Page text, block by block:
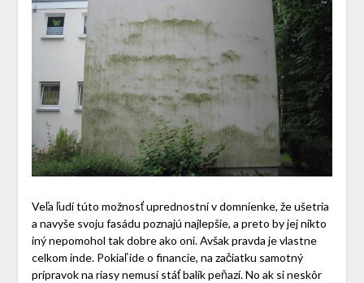
Veľa ľudí túto možnosť uprednostní v domnienke, že ušetria
a navyše svoju fasádu poznajú najlepšie, a preto by jej nikto
iný nepomohol tak dobre ako oni. Avšak pravda je vlastne
celkom inde. Pokiaľ ide o financie, na začiatku samotný
prípravok na riasy nemusí stáť balík peňazí. No ak si neskôr